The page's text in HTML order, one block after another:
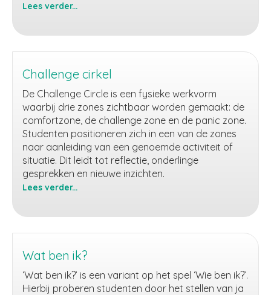
Lees verder...
Challenge cirkel
De Challenge Circle is een fysieke werkvorm
waarbij drie zones zichtbaar worden gemaakt: de
comfortzone, de challenge zone en de panic zone.
Studenten positioneren zich in een van de zones
naar aanleiding van een genoemde activiteit of
situatie. Dit leidt tot reflectie, onderlinge
gesprekken en nieuwe inzichten.
Lees verder...
Wat ben ik?
‘Wat ben ik?’ is een variant op het spel ‘Wie ben ik?’.
Hierbij proberen studenten door het stellen van ja